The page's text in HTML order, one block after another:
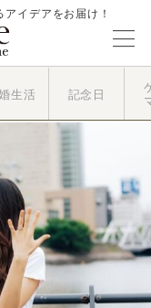
イデアをお届け！
生活 記念日